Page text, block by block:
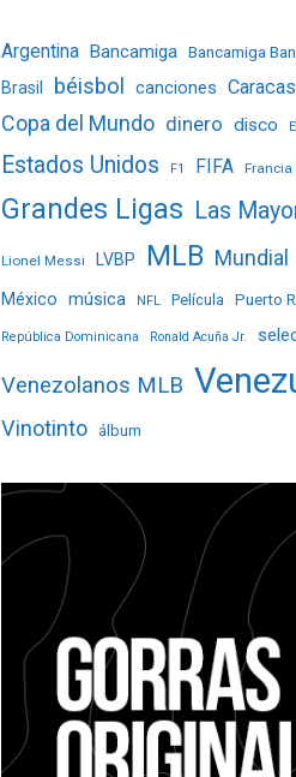
Argentina Bancamiga Bancamiga
Brasil
béisbol canciones Caracas
Copa del Mundo dinero disco
Estados Unidos F1 FIFA Francia
Grandes Ligas Las
Lionel Messi LVBP MLB Mundial
México música NFL Película Puerto
República Dominicana Ronald Acuña Jr.
Venezolanos MLB
Vinotinto álbum